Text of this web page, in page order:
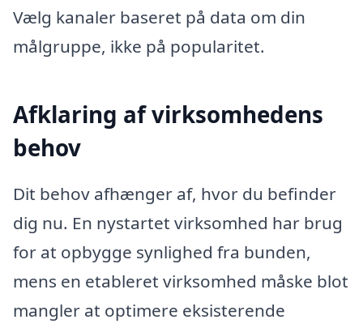
Vælg kanaler baseret på data om din
målgruppe, ikke på popularitet.
Afklaring af virksomhedens
behov
Dit behov afhænger af, hvor du befinder
dig nu. En nystartet virksomhed har brug
for at opbygge synlighed fra bunden,
mens en etableret virksomhed måske blot
mangler at optimere eksisterende